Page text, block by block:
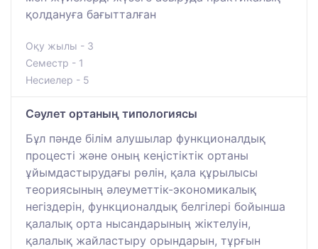
қолдануға бағытталған
Оқу жылы - 3
Семестр - 1
Несиелер - 5
Сәулет ортаның типологиясы
Бұл пәнде білім алушылар функционалдық
процесті және оның кеңістіктік ортаны
ұйымдастырудағы рөлін, қала құрылысы
теориясының әлеуметтік-экономикалық
негіздерін, функционалдық белгілері бойынша
қалалық орта нысандарының жіктелуін,
қалалық жайластыру орындарын, тұрғын